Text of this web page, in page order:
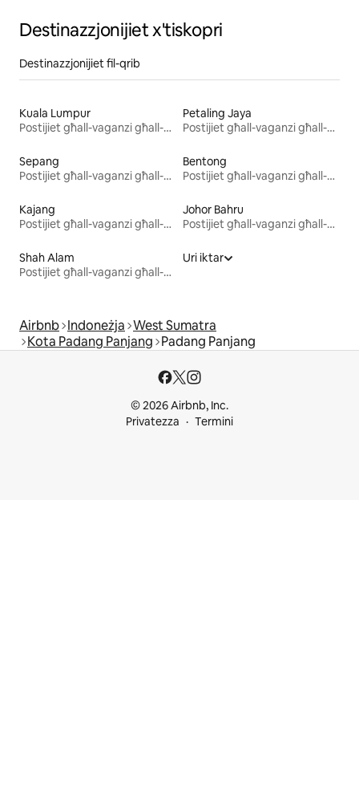
Destinazzjonijiet x'tiskopri
Destinazzjonijiet fil-qrib
Kuala Lumpur
Postijiet għall-vaganzi għall-kiri
Petaling Jaya
Postijiet għall-vaganzi għall-kiri
Sepang
Postijiet għall-vaganzi għall-kiri
Bentong
Postijiet għall-vaganzi għall-kiri
Kajang
Postijiet għall-vaganzi għall-kiri
Johor Bahru
Postijiet għall-vaganzi għall-kiri
Shah Alam
Postijiet għall-vaganzi għall-kiri
Uri iktar
Airbnb Indoneżja West Sumatra
Kota Padang Panjang Padang Panjang
© 2026 Airbnb, Inc.
Privatezza
Termini